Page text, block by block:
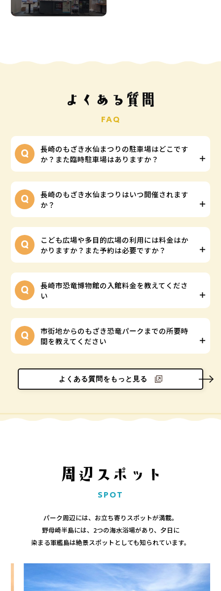
FAQ
長崎のもざき水仙まつりの駐車場はどこです
か？また臨時駐車場はありますか？
長崎のもざき水仙まつりはいつ開催されます
か？
こども広場や多目的広場の利用には料金はか
かりますか？また予約は必要ですか？
長崎市恐竜博物館の入館料金を教えてくださ
い
市街地からのもざき恐竜パークまでの所要時
間を教えてください
よくある質問をもっと見る
SPOT
パーク周辺には、お立ち寄りスポットが満載。
野母崎半島には、2つの海水浴場があり、夕日に
染まる軍艦島は絶景スポットとしても知られています。